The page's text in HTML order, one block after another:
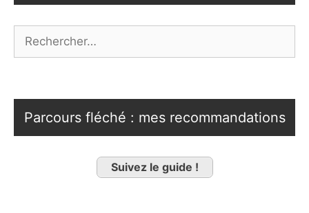
Parcours fléché : mes recommandations
Suivez le guide !